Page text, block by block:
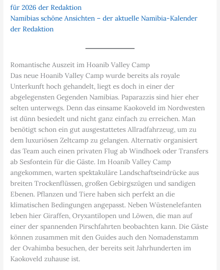
Namibias schöne Ansichten – der aktuelle Namibia-Kalender
der Redaktion
Romantische Auszeit im Hoanib Valley Camp
Das neue Hoanib Valley Camp wurde bereits als royale
Unterkunft hoch gehandelt, liegt es doch in einer der
abgelegensten Gegenden Namibias. Paparazzis sind hier eher
selten unterwegs. Denn das einsame Kaokoveld im Nordwesten
ist dünn besiedelt und nicht ganz einfach zu erreichen. Man
benötigt schon ein gut ausgestattetes Allradfahrzeug, um zu
dem luxuriösen Zeltcamp zu gelangen. Alternativ organisiert
das Team auch einen privaten Flug ab Windhoek oder Transfers
ab Sesfontein für die Gäste. Im Hoanib Valley Camp
angekommen, warten spektakuläre Landschaftseindrücke aus
breiten Trockenflüssen, großen Gebirgszügen und sandigen
Ebenen. Pflanzen und Tiere haben sich perfekt an die
klimatischen Bedingungen angepasst. Neben Wüstenelefanten
leben hier Giraffen, Oryxantilopen und Löwen, die man auf
einer der spannenden Pirschfahrten beobachten kann. Die Gäste
können zusammen mit den Guides auch den Nomadenstamm
der Ovahimba besuchen, der bereits seit Jahrhunderten im
Kaokoveld zuhause ist.